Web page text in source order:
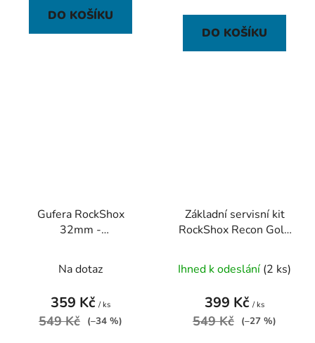
DO KOŠÍKU
DO KOŠÍKU
Gufera RockShox
32mm -
Na dotaz
359 Kč / ks
549 Kč (–34 %)
Základní servisní kit
RockShox Recon Gold
Ihned k odeslání (2 ks)
399 Kč / ks
549 Kč (–27 %)